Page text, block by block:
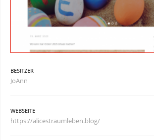
BESITZER
JoAnn
WEBSEITE
https://alicestraumleben.blog/